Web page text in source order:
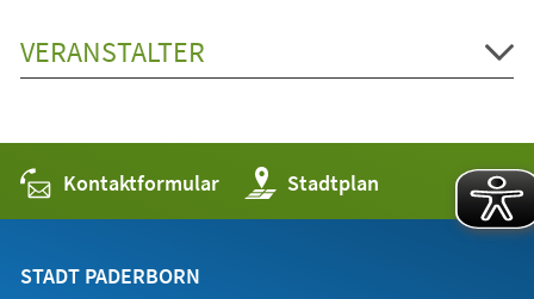
VERANSTALTER
Kontaktformular Stadtplan
(Öffnet
in
einem
STADT PADERBORN